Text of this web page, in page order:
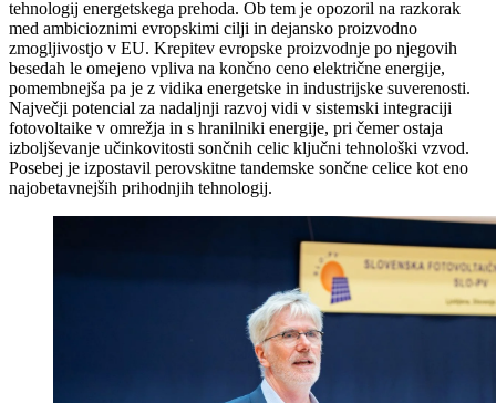
tehnologij energetskega prehoda. Ob tem je opozoril na razkorak
med ambicioznimi evropskimi cilji in dejansko proizvodno
zmogljivostjo v EU. Krepitev evropske proizvodnje po njegovih
besedah le omejeno vpliva na končno ceno električne energije,
pomembnejša pa je z vidika energetske in industrijske suverenosti.
Največji potencial za nadaljnji razvoj vidi v sistemski integraciji
fotovoltaike v omrežja in s hranilniki energije, pri čemer ostaja
izboljševanje učinkovitosti sončnih celic ključni tehnološki vzvod.
Posebej je izpostavil perovskitne tandemske sončne celice kot eno
najobetavnejših prihodnjih tehnologij.